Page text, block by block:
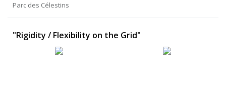
Parc des Célestins
"Rigidity / Flexibility on the Grid"